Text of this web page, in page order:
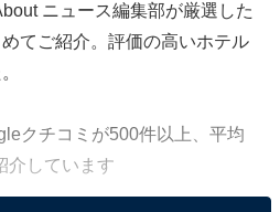
ニュース編集部が厳選した
てご紹介。評価の高いホテル
クチコミが500件以上、平均
介しています